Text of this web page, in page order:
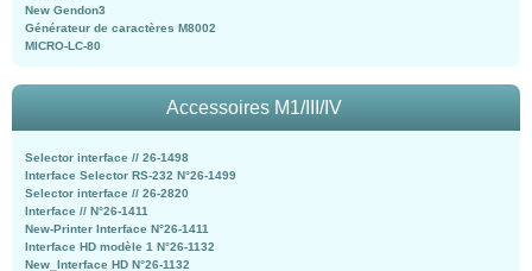
New Gendon3
Générateur de caractères M8002
MICRO-LC-80
Accessoires M1/III/IV
Selector interface // 26-1498
Interface Selector RS-232 N°26-1499
Selector interface // 26-2820
Interface // N°26-1411
New-Printer Interface N°26-1411
Interface HD modèle 1 N°26-1132
New_Interface HD N°26-1132